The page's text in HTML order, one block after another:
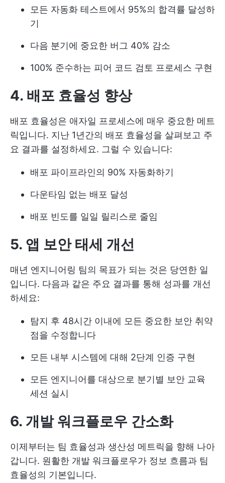
모든 자동화 테스트에서 95%의 합격률 달성하
기
다음 분기에 중요한 버그 40% 감소
100% 준수하는 피어 코드 검토 프로세스 구현
4. 배포 효율성 향상
배포 효율성은 애자일 프로세스에 매우 중요한 메트
릭입니다. 지난 1년간의 배포 효율성을 살펴보고 주
요 결과를 설정하세요. 그럴 수 있습니다:
배포 파이프라인의 90% 자동화하기
다운타임 없는 배포 달성
배포 빈도를 일일 릴리스로 줄임
5. 앱 보안 태세 개선
매년 엔지니어링 팀의 목표가 되는 것은 당연한 일
입니다. 다음과 같은 주요 결과를 통해 성과를 개선
하세요:
탐지 후 48시간 이내에 모든 중요한 보안 취약
점을 수정합니다
모든 내부 시스템에 대해 2단계 인증 구현
모든 엔지니어를 대상으로 분기별 보안 교육
세션 실시
6. 개발 워크플로우 간소화
이제부터는 팀 효율성과 생산성 메트릭을 향해 나아
갑니다. 원활한 개발 워크플로우가 정보 흐름과 팀
효율성의 기본입니다.